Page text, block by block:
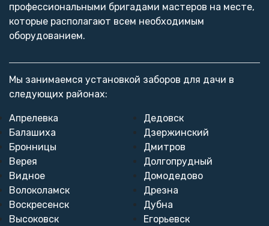
профессиональными бригадами мастеров на месте,
которые располагают всем необходимым
оборудованием.
Мы занимаемся установкой заборов для дачи в
следующих районах:
Апрелевка
Балашиха
Бронницы
Верея
Видное
Волоколамск
Воскресенск
Высоковск
Дедовск
Дзержинский
Дмитров
Долгопрудный
Домодедово
Дрезна
Дубна
Егорьевск